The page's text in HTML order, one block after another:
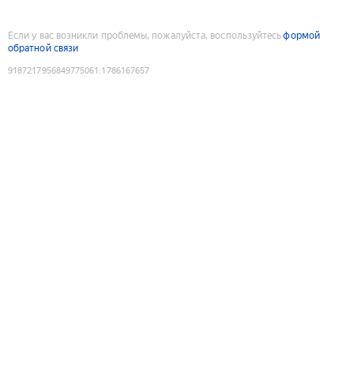
Если у вас возникли проблемы, пожалуйста, воспользуйтесьформой
обратной связи
9187217956849775061 :1786167657